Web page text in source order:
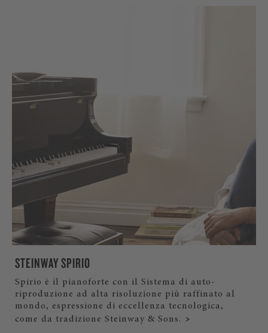
STEINWAY SPIRIO
Spirio è il pianoforte con il Sistema di auto-
riproduzione ad alta risoluzione più raffinato al
mondo, espressione di eccellenza tecnologica,
come da tradizione Steinway & Sons.